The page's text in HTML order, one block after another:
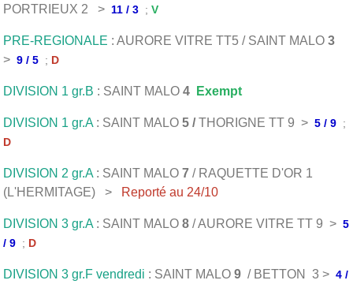
PORTRIEUX 2 > 11 / 3 ; V
PRE-REGIONALE : AURORE VITRE TT5 / SAINT MALO 3
> 9 / 5 ; D
DIVISION 1 gr.B : SAINT MALO 4 Exempt
DIVISION 1 gr.A : SAINT MALO 5 /THORIGNE TT 9 > 5 / 9 ;
D
DIVISION 2 gr.A : SAINT MALO 7 / RAQUETTE D'OR 1
(L'HERMITAGE) >
Reporté au 24/10
DIVISION 3 gr.A : SAINT MALO 8 / AURORE VITRE TT 9 > 5
/ 9 ; D
DIVISION 3 gr.F vendredi : SAINT MALO 9 / BETTON 3 > 4 /